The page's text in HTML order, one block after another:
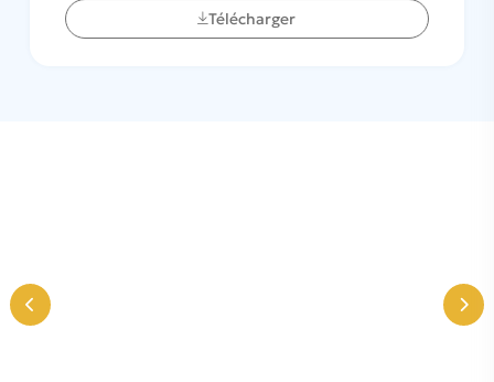
Télécharger